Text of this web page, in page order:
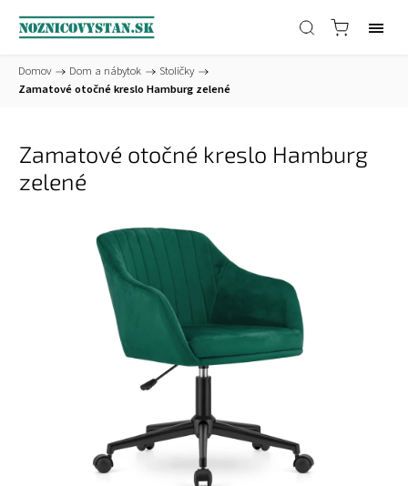
Domov / Dom a nábytok / Stoličky /
Zamatové otočné kreslo Hamburg zelené
Zamatové otočné kreslo Hamburg
zelené